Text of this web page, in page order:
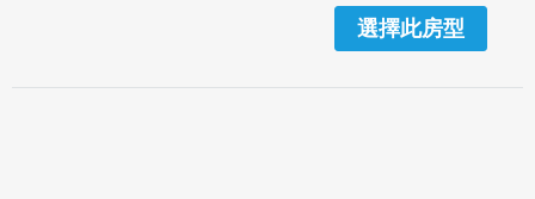
選擇此房型